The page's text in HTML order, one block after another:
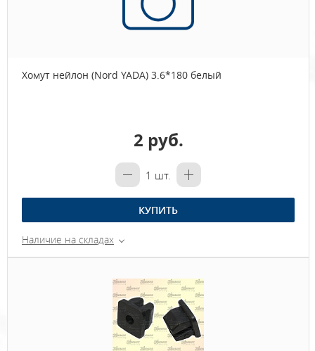
Хомут нейлон (Nord YADA) 3.6*180 белый
2 руб.
1 шт.
КУПИТЬ
Наличие на складах